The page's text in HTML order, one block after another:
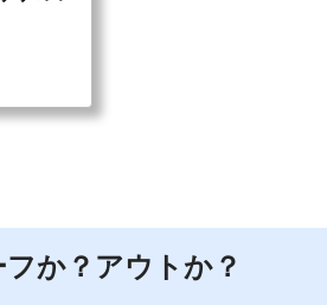
か？アウトか？